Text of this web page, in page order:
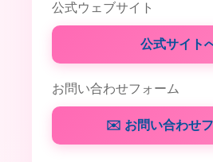
公式ウェブサイト
公式サイト
お問い合わせフォーム
✉️ お問い合わせ